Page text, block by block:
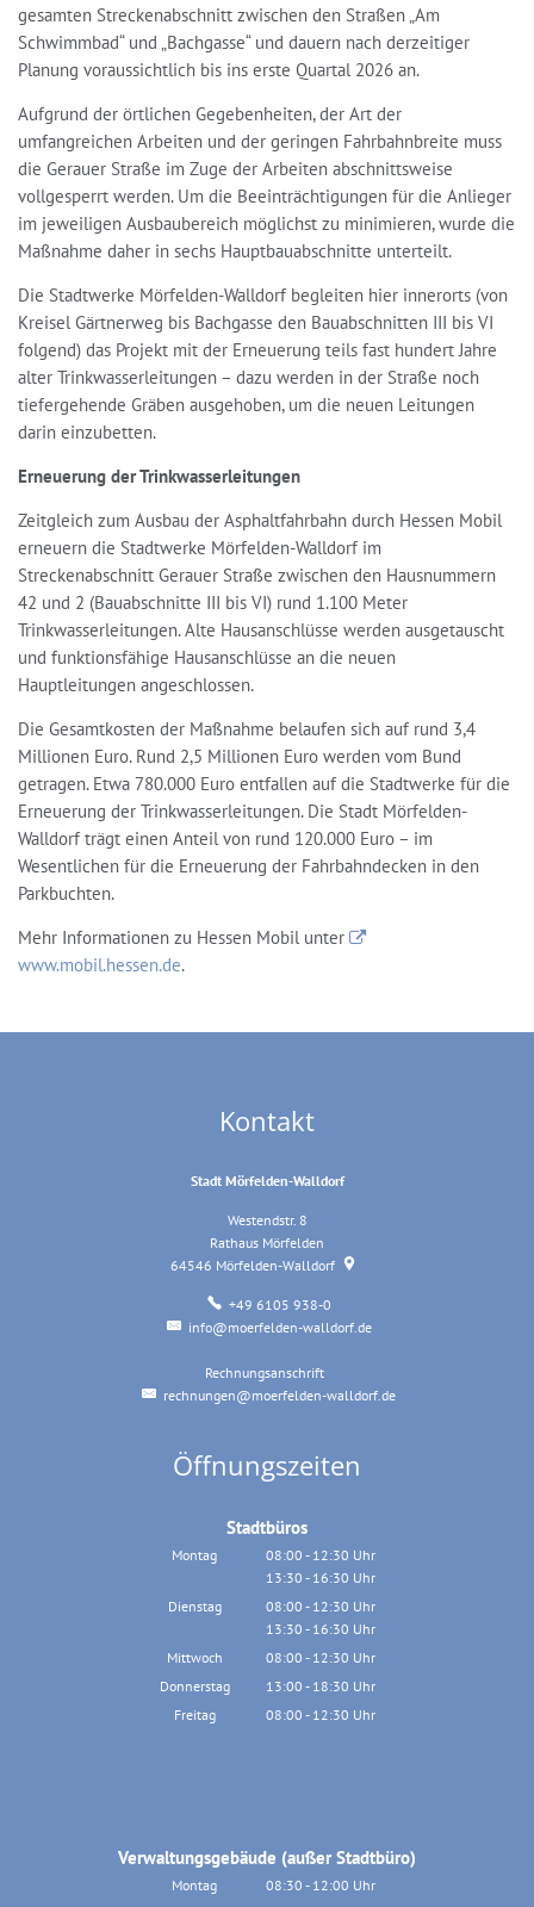
gesamten Streckenabschnitt zwischen den Straßen „Am
Schwimmbad“ und „Bachgasse“ und dauern nach derzeitiger
Planung voraussichtlich bis ins erste Quartal 2026 an.
Aufgrund der örtlichen Gegebenheiten, der Art der
umfangreichen Arbeiten und der geringen Fahrbahnbreite muss
die Gerauer Straße im Zuge der Arbeiten abschnittsweise
vollgesperrt werden. Um die Beeinträchtigungen für die Anlieger
im jeweiligen Ausbaubereich möglichst zu minimieren, wurde die
Maßnahme daher in sechs Hauptbauabschnitte unterteilt.
Die Stadtwerke Mörfelden-Walldorf begleiten hier innerorts (von
Kreisel Gärtnerweg bis Bachgasse den Bauabschnitten III bis VI
folgend) das Projekt mit der Erneuerung teils fast hundert Jahre
alter Trinkwasserleitungen – dazu werden in der Straße noch
tiefergehende Gräben ausgehoben, um die neuen Leitungen
darin einzubetten.
Erneuerung der Trinkwasserleitungen
Zeitgleich zum Ausbau der Asphaltfahrbahn durch Hessen Mobil
erneuern die Stadtwerke Mörfelden-Walldorf im
Streckenabschnitt Gerauer Straße zwischen den Hausnummern
42 und 2 (Bauabschnitte III bis VI) rund 1.100 Meter
Trinkwasserleitungen. Alte Hausanschlüsse werden ausgetauscht
und funktionsfähige Hausanschlüsse an die neuen
Hauptleitungen angeschlossen.
Die Gesamtkosten der Maßnahme belaufen sich auf rund 3,4
Millionen Euro. Rund 2,5 Millionen Euro werden vom Bund
getragen. Etwa 780.000 Euro entfallen auf die Stadtwerke für die
Erneuerung der Trinkwasserleitungen. Die Stadt Mörfelden-
Walldorf trägt einen Anteil von rund 120.000 Euro – im
Wesentlichen für die Erneuerung der Fahrbahndecken in den
Parkbuchten.
Mehr Informationen zu Hessen Mobil unter
www.mobil.hessen.de.
Kontakt
Stadt Mörfelden-Walldorf
Westendstr. 8
Rathaus Mörfelden
64546 Mörfelden-Walldorf
+49 6105 938-0
info@moerfelden-walldorf.de
Rechnungsanschrift
rechnungen@moerfelden-walldorf.de
Öffnungszeiten
Stadtbüros
Montag 08:00 - 12:30 Uhr
Von 08:00 bis 12:30 Uhr
13:30 - 16:30 Uhr
Von 13:30 bis 16:30 Uhr
Dienstag 08:00 - 12:30 Uhr
Von 08:00 bis 12:30 Uhr
13:30 - 16:30 Uhr
Von 13:30 bis 16:30 Uhr
Mittwoch 08:00 - 12:30 Uhr
Von 08:00 bis 12:30 Uhr
Donnerstag 13:00 - 18:30 Uhr
Von 13:00 bis 18:30 Uhr
Freitag 08:00 - 12:30 Uhr
Verwaltungsgebäude (außer Stadtbüro)
Montag 08:30 - 12:00 Uhr